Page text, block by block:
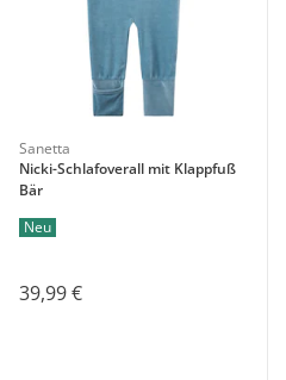
Sanetta
Nicki-Schlafoverall mit Klappfuß
Bär
Neu
39,99 €